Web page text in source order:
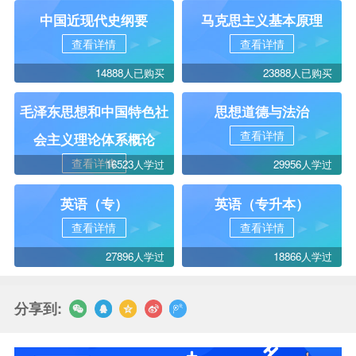
中国近现代史纲要
查看详情
14888人已购买
马克思主义基本原理
查看详情
23888人已购买
毛泽东思想和中国特色社
会主义理论体系概论
查看详情16523人学过
思想道德与法治
查看详情
29956人学过
英语（专）
查看详情
27896人学过
英语（专升本）
查看详情
18866人学过
分享到: